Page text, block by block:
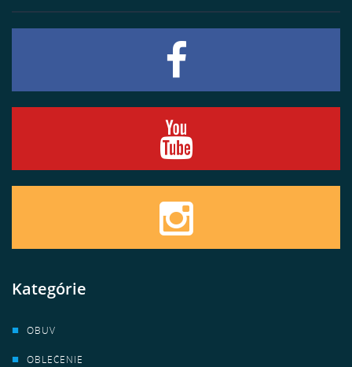
Kategórie
OBUV
OBLEČENIE